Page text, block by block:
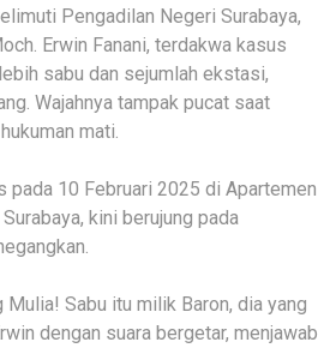
Pengadilan Negeri Surabaya,
Erwin Fanani, terdakwa kasus
sabu dan sejumlah ekstasi,
Wajahnya tampak pucat saat
mati.
pada 10 Februari 2025 di Apartemen
kini berujung pada
Mulia! Sabu itu milik Baron, dia yang
dengan suara bergetar, menjawab